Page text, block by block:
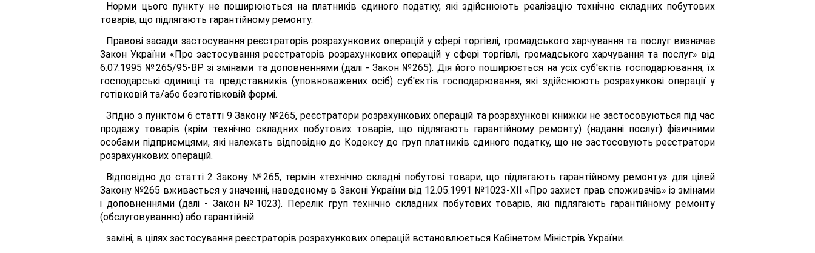
Норми цього пункту не поширюються на платників єдиного податку, які здійснюють реалізацію технічно складних побутових
товарів, що підлягають гарантійному ремонту.
Правові засади застосування реєстраторів розрахункових операцій у сфері торгівлі, громадського харчування та послуг визначає
Закон України «Про застосування реєстраторів розрахункових операцій у сфері торгівлі, громадського харчування та послуг» від
6.07.1995 №265/95-ВР зі змінами та доповненнями (далі - Закон №265). Дія його поширюється на усіх суб'єктів господарювання, їх
господарські одиниці та представників (уповноважених осіб) суб'єктів господарювання, які здійснюють розрахункові операції у
готівковій та/або безготівковій формі.
Згідно з пунктом 6 статті 9 Закону №265, реєстратори розрахункових операцій та розрахункові книжки не застосовуються під час
продажу товарів (крім технічно складних побутових товарів, що підлягають гарантійному ремонту) (наданні послуг) фізичними
особами підприємцями, які належать відповідно до Кодексу до груп платників єдиного податку, що не застосовують реєстратори
розрахункових операцій.
Відповідно до статті 2 Закону №265, термін «технічно складні побутові товари, що підлягають гарантійному ремонту» для цілей
Закону №265 вживається у значенні, наведеному в Законі України від 12.05.1991 №1023-ХІІ «Про захист прав споживачів» із змінами
і доповненнями (далі - Закон №1023). Перелік груп технічно складних побутових товарів, які підлягають гарантійному ремонту
(обслуговуванню) або гарантійній
заміні, в цілях застосування реєстраторів розрахункових операцій встановлюється Кабінетом Міністрів України.